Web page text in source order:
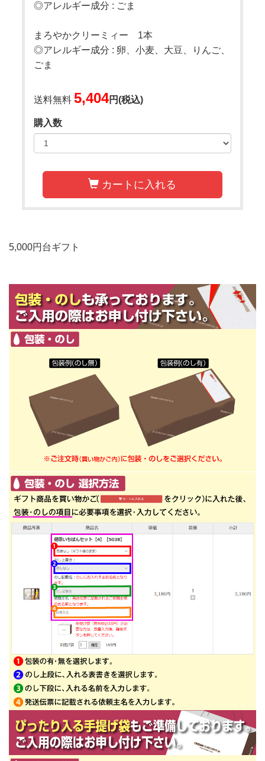
◎アレルギー成分 : ごま
まろやかクリーミィー 1本
◎アレルギー成分 : 卵、小麦、大豆、りんご、
ごま
送料無料5,404円(税込)
購入数
カートに入れる
5,000円台ギフト